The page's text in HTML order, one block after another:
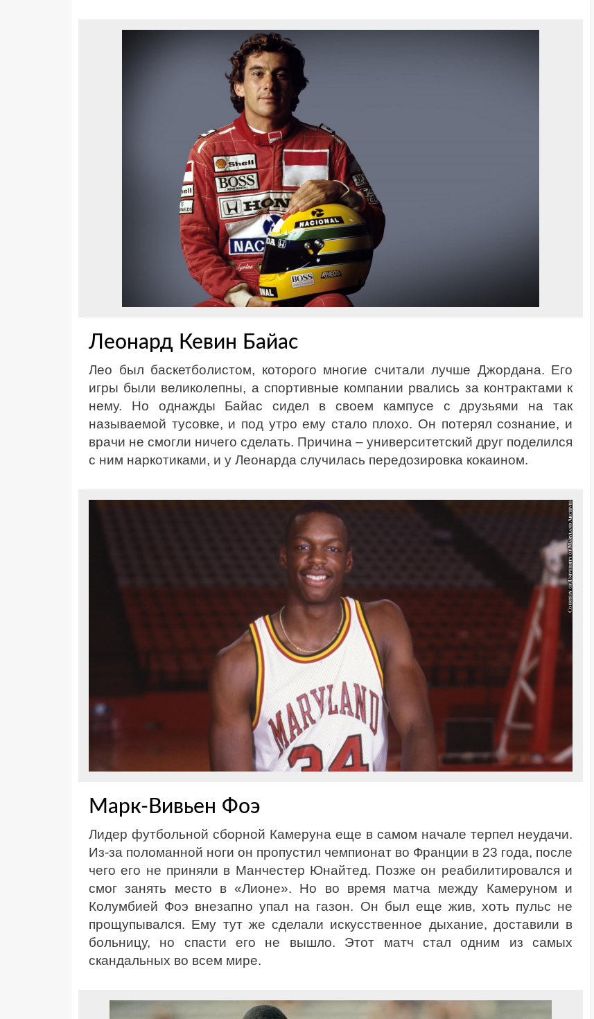
Леонард Кевин Байас
Лео был баскетболистом, которого многие считали лучше Джордана. Его
игры были великолепны, а спортивные компании рвались за контрактами к
нему. Но однажды Байас сидел в своем кампусе с друзьями на так
называемой тусовке, и под утро ему стало плохо. Он потерял сознание, и
врачи не смогли ничего сделать. Причина – университетский друг поделился
с ним наркотиками, и у Леонарда случилась передозировка кокаином.
Марк-Вивьен Фоэ
Лидер футбольной сборной Камеруна еще в самом начале терпел неудачи.
Из-за поломанной ноги он пропустил чемпионат во Франции в 23 года, после
чего его не приняли в Манчестер Юнайтед. Позже он реабилитировался и
смог занять место в «Лионе». Но во время матча между Камеруном и
Колумбией Фоэ внезапно упал на газон. Он был еще жив, хоть пульс не
прощупывался. Ему тут же сделали искусственное дыхание, доставили в
больницу, но спасти его не вышло. Этот матч стал одним из самых
скандальных во всем мире.